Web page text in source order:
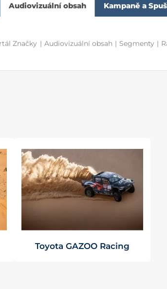
Audiovizuální obsah Kampaně a
Značky | Audiovizuální obsah | Segmenty |
Toyota GAZOO Racing